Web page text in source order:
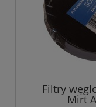
Filtry
Mirt